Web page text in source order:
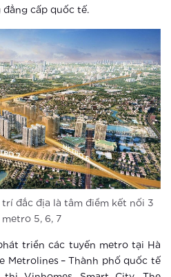
cấp quốc tế.
trí đắc địa là tâm điểm kết nối 3
5, 6, 7
triển các tuyến metro tại Hà
Metrolines – Thành phố quốc tế
thông minh khác xa khu
thường ra sao?
được sống trong môi
toàn mức cao tại Vinhomes
tiên phong ứng dụng công
minh, nâng tầm cuộc sống
đô thị Vinhomes Smart
hộ thông minh với Đô thị